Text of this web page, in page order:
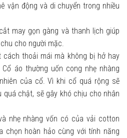
vận động và di chuyển trong nhiều
may gọn gàng và thanh lịch giúp
cho người mặc.
thoải mái mà không bị hở hay
áo thường uốn cong nhẹ nhàng
của cổ. Vì khi cổ quá rộng sẽ
quá chật, sẽ gây khó chịu cho nhân
nhẹ nhàng vốn có của vải cotton
chọn hoàn hảo cùng với tính năng